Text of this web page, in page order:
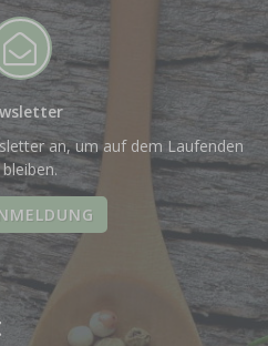
an, um auf dem Laufenden
bleiben.